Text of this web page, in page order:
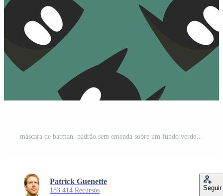
máscara de batman, padrão sem emenda sobre um fundo verde. Vetor Pro
Patrick Guenette
183.414 Recursos Seguir